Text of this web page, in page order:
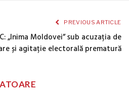
PREVIOUS ARTICLE
„Inima Moldovei” sub acuzația de
și agitație electorală prematură